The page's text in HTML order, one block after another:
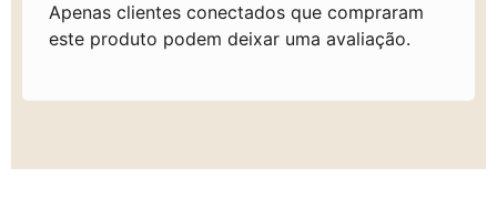
Apenas clientes conectados que compraram
este produto podem deixar uma avaliação.